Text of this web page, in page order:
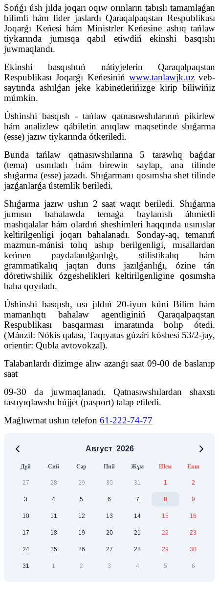
Sońǵı úsh jılda joqarı oqıw orınların tabıslı tamamlaǵan
bilimli hám lider jaslardı Qaraqalpaqstan Respublikası
Joqarǵı Keńesi hám Ministrler Keńesine ashıq tańlaw
tiykarında jumısqa qabıl etiwdiń ekinshi basqıshı
juwmaqlandı.
Ekinshi basqıshtıń nátiyjelerin Qaraqalpaqstan
Respublikası Joqarǵı Keńesiniń www.tanlawjk.uzveb-
saytında ashılǵan jeke kabinetlerińizge kirip biliwińiz
múmkin.
Úshinshi basqısh - tańlaw qatnasıwshılarınıń pikirlew
hám analizlew qábiletin anıqlaw maqsetinde shıǵarma
(esse) jazıw tiykarında ótkeriledi.
Bunda tańlaw qatnasıwshılarına 5 tarawlıq baǵdar
(tema) usınıladı hám birewin saylap, ana tilinde
shıǵarma (esse) jazadı. Shıǵarmanı qosımsha shet tilinde
jazǵanlarǵa ústemlik beriledi.
Shıǵarma jazıw ushın 2 saat waqıt beriledi. Shıǵarma
jumısın bahalawda temaǵa baylanıslı áhmietli
mashqalalar hám olardıń sheshimleri haqqında usınıslar
keltirilgenligi joqarı bahalanadı. Sonday-aq, temanıń
mazmun-mánisi tolıq ashıp berilgenligi, mısallardan
keńnen paydalanılǵanlıǵı, stilistikalıq hám
grammatikalıq jaqtan durıs jazılǵanlıǵı, ózine tán
dóretiwshilik ózgeshelikleri keltirilgenligine qosımsha
baha qoyıladı.
Úshinshi basqısh, usı jıldıń 20-iyun kúni Bilim hám
mamanlıqtı bahalaw agentliginiń Qaraqalpaqstan
Respublikası basqarması imaratında bolıp ótedi.
(Mánzil: Nókis qalası, Taqıyatas gúzári kóshesi 53/2-jay,
orientir: Qubla avtovokzal).
Talabanlardı dizimge alıw azanǵı saat 09-00 de baslanıp
saat
09-30 da juwmaqlanadı. Qatnasıwshılardan shaxstı
tastıyıqlawshı hújjet (pasport) talap etiledi.
Maǵlıwmat ushın telefon 61-222-74-77
Август 2026
Дүй Сий Сәр Пий Жұм Шем Екш
27 28 29 30 31 1 2
3 4 5 6 7 8 9
10 11 12 13 14 15 16
17 18 19 20 21 22 23
24 25 26 27 28 29 30
31 1 2 3 4 5 6